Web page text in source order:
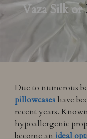
Vaza Silk or
Due to numerous
pillowcases have
recent years.
hypoallergenic
become an ideal